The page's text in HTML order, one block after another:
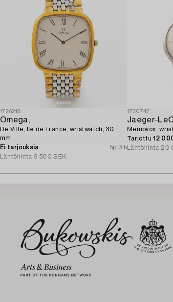
1726218
Omega,
De Ville, Ile de France, wristwatch, 30
mm.
Ei tarjouksia
5p 3 h
Lähtöhinta 5 500 SEK
1730747
Jaeger-
Memovox,
Tarjottu12
Lähtöhinta 20